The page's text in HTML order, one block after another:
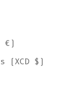
€)
(XCD $)